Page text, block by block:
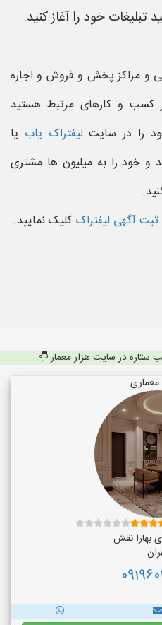
تبلیغات خود را آغاز کنید.
و مراکز پخش و فروش و اجاره
کسب و کارهای مرتبط هستید
را در سایت لیفتراک یاب یا
و خود را به میلیون ها مشتری
آگهی لیفتراک کلیک نمایید.
ستاره در سایت هزار معمار
بهارا نقش